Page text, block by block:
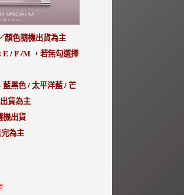
顏色隨機出貨為主
E / F /M ，若無勾選擇
黑色 / 太平洋藍 / 芒
貨為主
機出貨
為主